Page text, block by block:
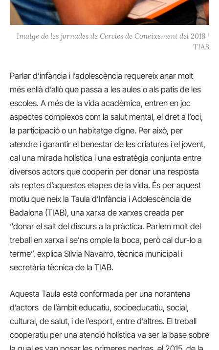
Imatge de les jornades de Cercles de Coneixement del 2018 |
TIAB
Parlar d’infància i l’adolescència requereix anar molt
més enllà d’allò que passa a les aules o als patis de les
escoles. A més de la vida acadèmica, entren en joc
aspectes complexos com la salut mental, el dret a l’oci,
la participació o un habitatge digne. Per això, per
atendre i garantir el benestar de les criatures i el jovent,
cal una mirada holística i una estratègia conjunta entre
diversos actors que cooperin per donar una resposta
als reptes d’aquestes etapes de la vida. És per aquest
motiu que neix la Taula d’Infància i Adolescència de
Badalona (TIAB), una xarxa de xarxes creada per
“donar el salt del discurs a la pràctica. Parlem molt del
treball en xarxa i se’ns omple la boca, però cal dur-lo a
terme”, explica Sílvia Navarro, tècnica municipal i
secretària tècnica de la TIAB.
Aquesta Taula està conformada per una norantena
d’actors de l’àmbit educatiu, socioeducatiu, social,
cultural, de salut, i de l’esport, entre d’altres. El treball
cooperatiu per una atenció holística va ser la base sobre